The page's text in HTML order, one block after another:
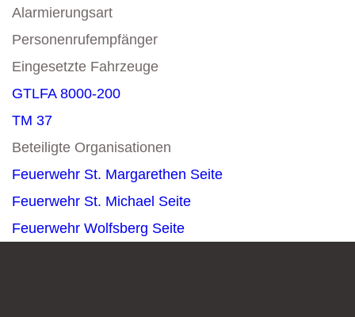
Alarmierungsart
Personenrufempfänger
Eingesetzte Fahrzeuge
GTLFA 8000-200
TM 37
Beteiligte Organisationen
Feuerwehr St. Margarethen Seite
Feuerwehr St. Michael Seite
Feuerwehr Wolfsberg Seite